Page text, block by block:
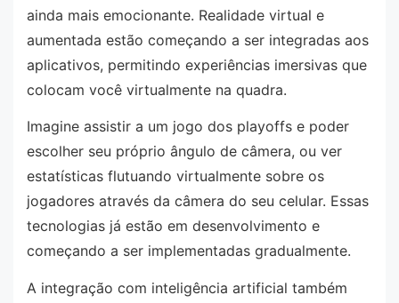
ainda mais emocionante. Realidade virtual e
aumentada estão começando a ser integradas aos
aplicativos, permitindo experiências imersivas que
colocam você virtualmente na quadra.
Imagine assistir a um jogo dos playoffs e poder
escolher seu próprio ângulo de câmera, ou ver
estatísticas flutuando virtualmente sobre os
jogadores através da câmera do seu celular. Essas
tecnologias já estão em desenvolvimento e
começando a ser implementadas gradualmente.
A integração com inteligência artificial também